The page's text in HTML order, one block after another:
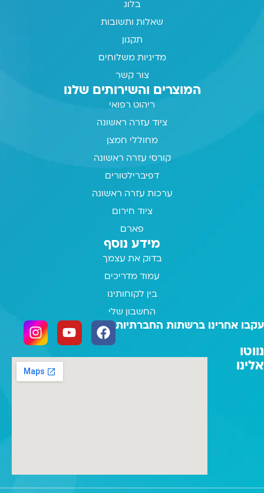
בלוג
שאלות ותשובות
תקנון
מדיניות משלוחים
צור קשר
המוצרים והשירותים שלנו
ריהוט רפואי
ציוד עזרה ראשונה
מחוללי חמצן
קורסי עזרה ראשונה
דפיברילטורים
ערכות עזרה ראשונה
ציוד חירום
פארם
מידע נוסף
בדוק את עצמך
עמוד מדריכים
בין לקוחותינו
החשבון שלי
עקבו אחרינו ברשתות החברתיות
נווטו
אלינו